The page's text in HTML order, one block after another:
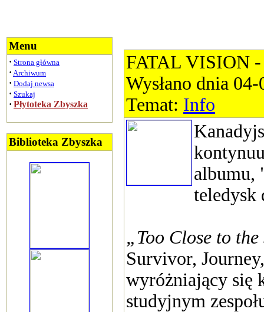
Menu
· Strona główna
· Archiwum
· Dodaj newsa
· Szukaj
· Płytoteka Zbyszka
Biblioteka Zbyszka
FATAL VISION
Wysłano dnia
Temat: Info
albumu,
„Too Close to the
Survivor,
wyróżniający się
studyjnym